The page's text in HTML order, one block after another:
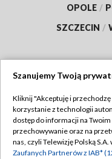
OPOLE /
SZCZECIN /
Abonament TVP
Emisja w TVP
Szanujemy Twoją
Kliknij "Akceptuję i
korzystanie z technologii
dostęp do informacji na
przechowywanie oraz na
nas, czyli Telewizję Polską
Zaufanych Partnerów z IAB*